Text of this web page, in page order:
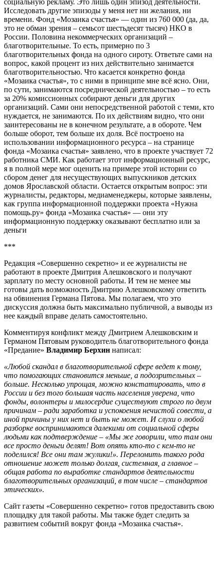
Исследовать другие эпизоды у меня нет ни желания, ни
времени. Фонд «Мозаика счастья» — один из 760 000 (да, да,
это не обман зрения – семьсот шестьдесят тысяч) НКО в
России. Половина некоммерческих организаций –
благотворительные. То есть, примерно по 3
благотворительных фонда на одного сироту. Ответьте сами на
вопрос, какой процент из них действительно занимается
благотворительностью. Что касается конкретно фонда
«Мозаика счастья», то с ними в принципе мне всё ясно. Они,
по сути, занимаются посреднической деятельностью – то есть
за 20% комиссионных собирают деньги для других
организаций. Сами они непосредственной работой с теми, кто
нуждается, не занимаются. По их действиям видно, что они
заинтересованы не в конечном результате, а в обороте. Чем
больше оборот, тем больше их доля. Всё построено на
использовании информационного ресурса – на странице
фонда «Мозаика счастья» заявлено, что в проекте участвует 72
работника СМИ. Как работает этот информационный ресурс,
я в полной мере мог оценить на примере этой истории со
сбором денег для несуществующих выпускников детских
домов Ярославской области. Остается открытым вопрос: эти
журналисты, редакторы, медиаменеджеры, которые заявлены,
как группа информационной поддержки проекта «Нужна
помощь.ру» фонда «Мозаика счастья» — они эту
информационную поддержку оказывают бесплатно или за
деньги
***
Редакция «Совершенно секретно» и ее журналисты не
работают в проекте Дмитрия Алешковского и получают
зарплату по месту основной работы. И тем не менее мы
готовы дать возможность Дмитрию Алешковскому ответить
на обвинения Германа Пятова. Мы полагаем, что это
дискуссия должна быть максимально публичной, а выводы из
нее каждый вправе делать самостоятельно.
Комментируя конфликт между Дмитрием Алешковским и
Германом Пятовым руководитель благотворительного фонда
«Предание» Владимир Берхин написал:
«Любой скандал в благотворительной сфере ведет к тому,
что помогающих становится меньше, а подозрительных –
больше. Несколько упрощая, можно констатировать, что в
России и без того большая часть населения уверена, что
фонды, волонтеры и милосердие существуют строго по двум
причинам – ради заработка и успокоения нечистой совести, а
иной причины у них нет и быть не может. И слухи о любой
разборке воспринимаются далекими от социальной сферы
людьми как подтверждение – «Мы же говорили, что там они
все просто деньги делят! Вот опять кто-то с кем-то не
поделился! Все они там жулики!». Переломить такого рода
отношение может только долгая, системная, а главное –
общая работа по выработке стандартов деятельности
благотворительных организаций, в том числе – стандартов
этических».
Сайт газеты «Совершенно секретно» готов предоставить свою
площадку для такой работы. Мы также будет следить за
развитием событий вокруг фонда «Мозаика счастья».